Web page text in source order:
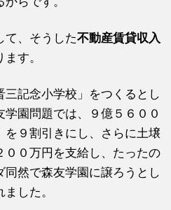
て、そうした不動産賃貸収入
す。
三記念小学校」をつくるとし
園問題では、９億５６００
を９割引きにし、さらに土壌
００万円を支給し、たったの
然で森友学園に譲ろうとし
した。